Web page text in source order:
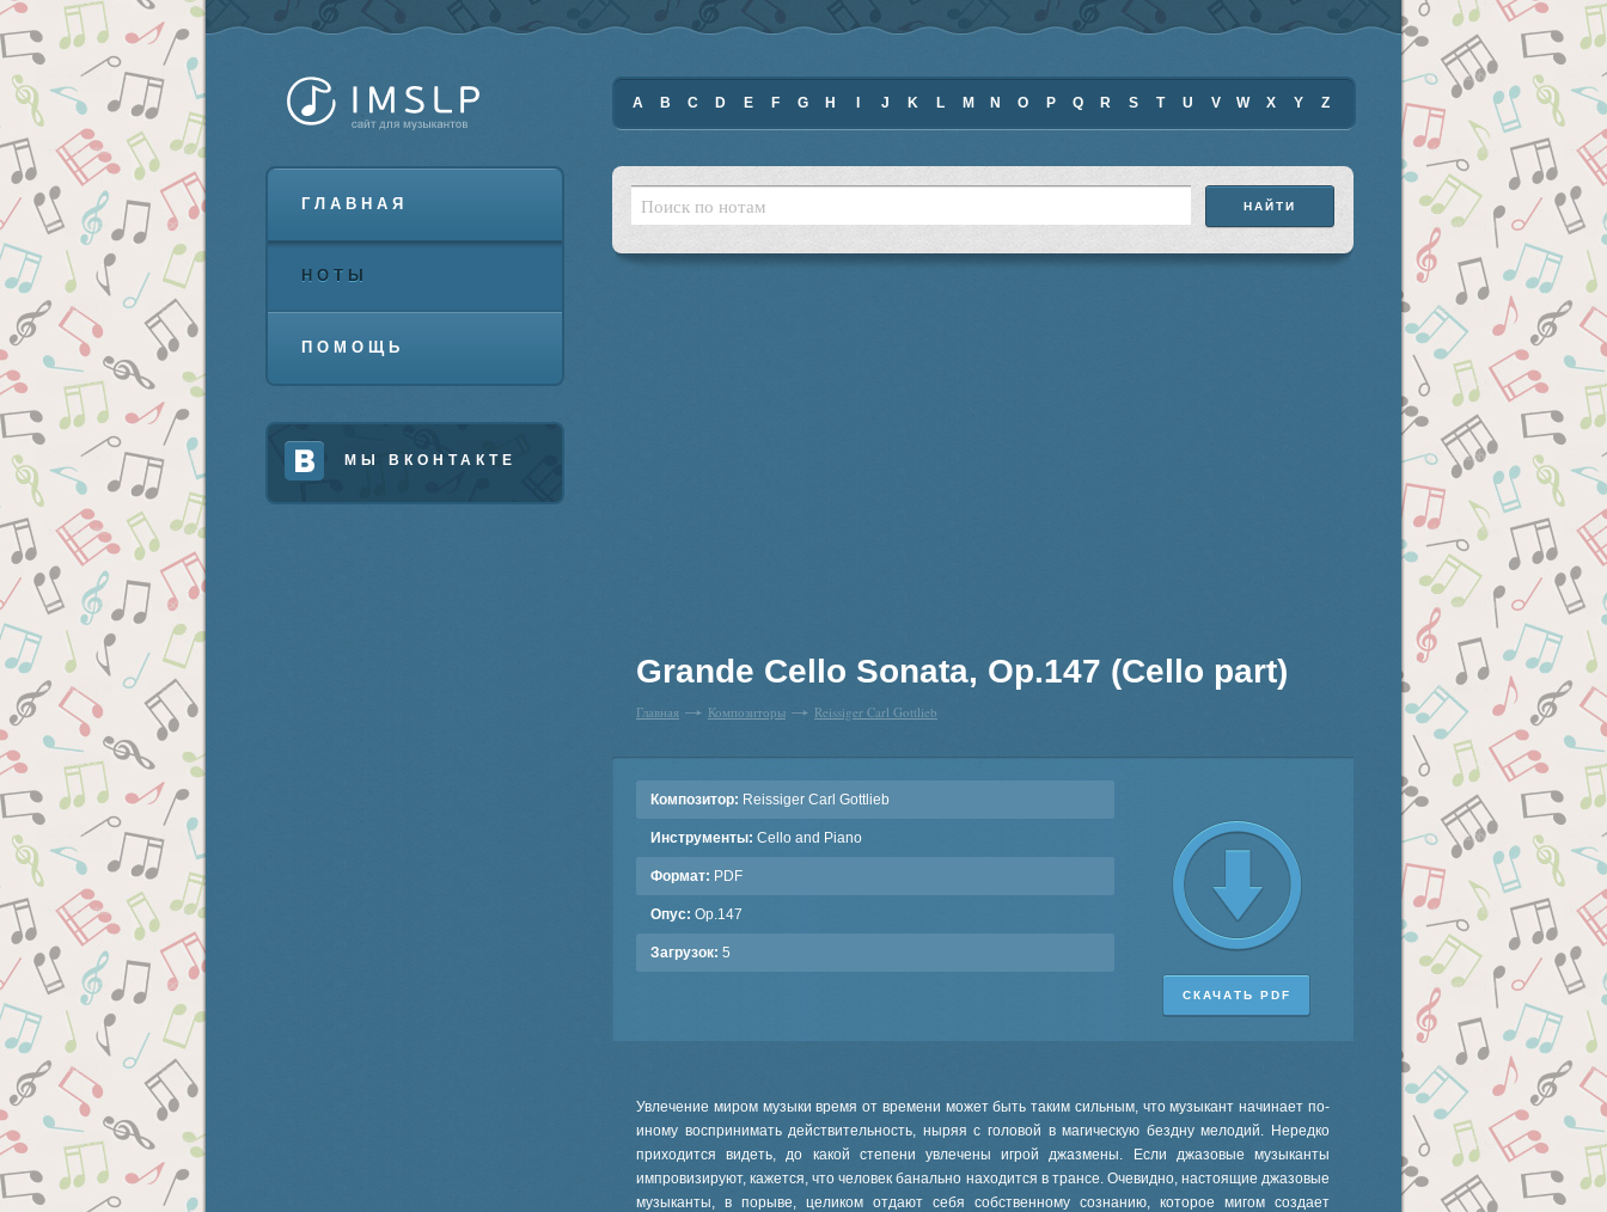
ГЛАВНАЯ
НОТЫ
ПОМОЩЬ
МЫ ВКОНТАКТЕ
A B C D E F G H J K L M N O P Q R S T U V W X Y Z
Grande Cello Sonata, Op.147 (Cello part)
Главная Композиторы Reissiger Carl Gottlieb
Композитор: Reissiger Carl Gottlieb
Инструменты: Cello and Piano
Формат: PDF
Опус: Op.147
Загрузок: 5
СКАЧАТЬ PDF
Увлечение миром музыки время от времени может быть таким сильным, что музыкант начинает по-
иному воспринимать действительность, ныряя с головой в магическую бездну мелодий. Нередко
приходится видеть, до какой степени увлечены игрой джазмены. Если джазовые музыканты
импровизируют, кажется, что человек банально находится в трансе. Очевидно, настоящие джазовые
музыканты, в порыве, целиком отдают себя собственному сознанию, которое мигом создает